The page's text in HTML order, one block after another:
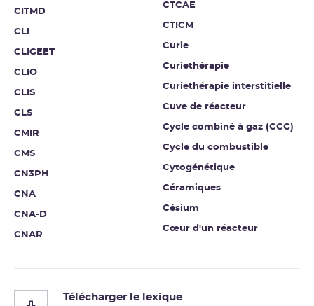
CITMD
CLI
CLIGEET
CLIO
CLIS
CLS
CMIR
CMS
CN3PH
CNA
CNA-D
CNAR
CTCAE
CTICM
Curie
Curiethérapie
Curiethérapie interstitielle
Cuve de réacteur
Cycle combiné à gaz (CCG)
Cycle du combustible
Cytogénétique
Céramiques
Césium
Cœur d'un réacteur
Télécharger le lexique